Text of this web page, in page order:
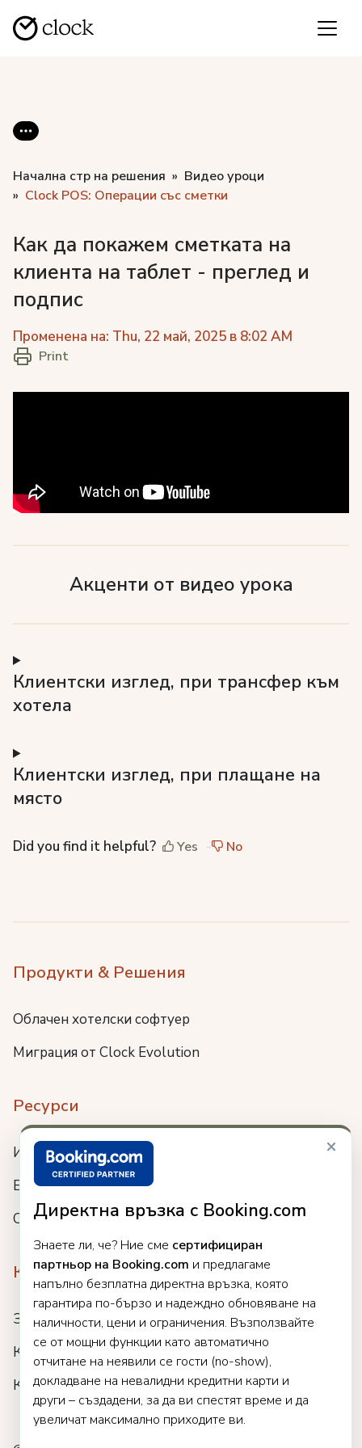
×
Директна връзка с Booking.com
Знаете ли, че? Ние сме сертифициран
партньор на Booking.com и предлагаме
напълно безплатна директна връзка, която
гарантира по-бързо и надеждно обновяване на
наличности, цени и ограничения. Възползвайте
се от мощни функции като автоматично
отчитане на неявили се гости (no-show),
докладване на невалидни кредитни карти и
други – създадени, за да ви спестят време и да
увеличат максимално приходите ви.
Начална стр на решения
Видео уроци
Clock POS: Операции със сметки
Как да покажем сметката на
клиента на таблет - преглед и
подпис
Променена на: Thu, 22 май, 2025 в 8:02 AM
Print
Акценти от видео урока
Клиентски изглед, при трансфер към
хотела
Клиентски изглед, при плащане на
място
Did you find it helpful? Yes No
Продукти & Решения
Облачен хотелски софтуер
Миграция от Clock Evolution
Ресурси
Интеграции
Блог
Събития
Компания
За нас
Кариери
Клиенти